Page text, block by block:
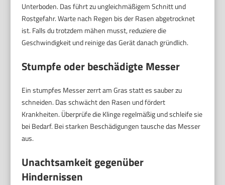
Unterboden. Das führt zu ungleichmäßigem Schnitt und
Rostgefahr. Warte nach Regen bis der Rasen abgetrocknet
ist. Falls du trotzdem mähen musst, reduziere die
Geschwindigkeit und reinige das Gerät danach gründlich.
Stumpfe oder beschädigte Messer
Ein stumpfes Messer zerrt am Gras statt es sauber zu
schneiden. Das schwächt den Rasen und fördert
Krankheiten. Überprüfe die Klinge regelmäßig und schleife sie
bei Bedarf. Bei starken Beschädigungen tausche das Messer
aus.
Unachtsamkeit gegenüber
Hindernissen